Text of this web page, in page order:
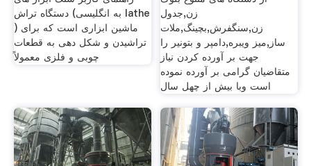
دستگاه تراش (به انگلیسی lathe
) ماشین ابزاری است که برای
تراشیدن و شکل دهی به قطعات
چوبی و فلزی معمولاً
زن,جدول
زن,سنگفرش,بچینگ,ملات
ساز,میز ویبره,دامپر و بتونیر را
جهت بر آورده کردن نیاز
متقاضیان گرامی بر آورده نموده
است وبا بیش از چهل سال